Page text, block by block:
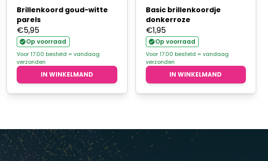
Brillenkoord goud-witte
parels
€5,95
Op voorraad
Voor 17.00 besteld = vandaag
verzonden
IN WINKELMAND
Basic brillenkoordje
donkerroze
€1,95
Op voorraad
Voor 17.00 besteld = vandaag
verzonden
IN WINKELMAND